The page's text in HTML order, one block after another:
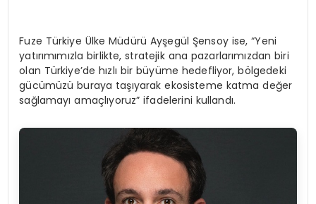
Fuze Türkiye Ülke Müdürü Ayşegül Şensoy ise, “Yeni
yatırımımızla birlikte, stratejik ana pazarlarımızdan biri
olan Türkiye’de hızlı bir büyüme hedefliyor, bölgedeki
gücümüzü buraya taşıyarak ekosisteme katma değer
sağlamayı amaçlıyoruz” ifadelerini kullandı.